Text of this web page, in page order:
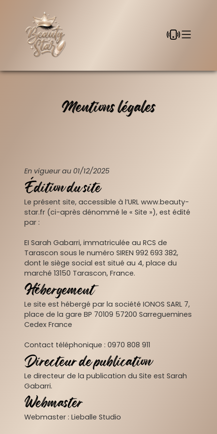
Mentions légales
En vigueur au 01/12/2025
Édition du site
Le présent site, accessible à l’URL www.beauty-
star.fr (ci-après dénommé le « Site »), est édité
par :
EI Sarah Gabarri, immatriculée au RCS de
Tarascon sous le numéro SIREN 992 693 382,
dont le siège social est situé au 4, place du
marché 13150 Tarascon, France.
Hébergement
Le site est hébergé par la société IONOS SARL 7,
place de la gare BP 70109 57200 Sarreguemines
Cedex France
Contact téléphonique : 0970 808 911
Directeur de publication
Le directeur de la publication du Site est Sarah
Gabarri.
Webmaster
Webmaster : Lieballe Studio